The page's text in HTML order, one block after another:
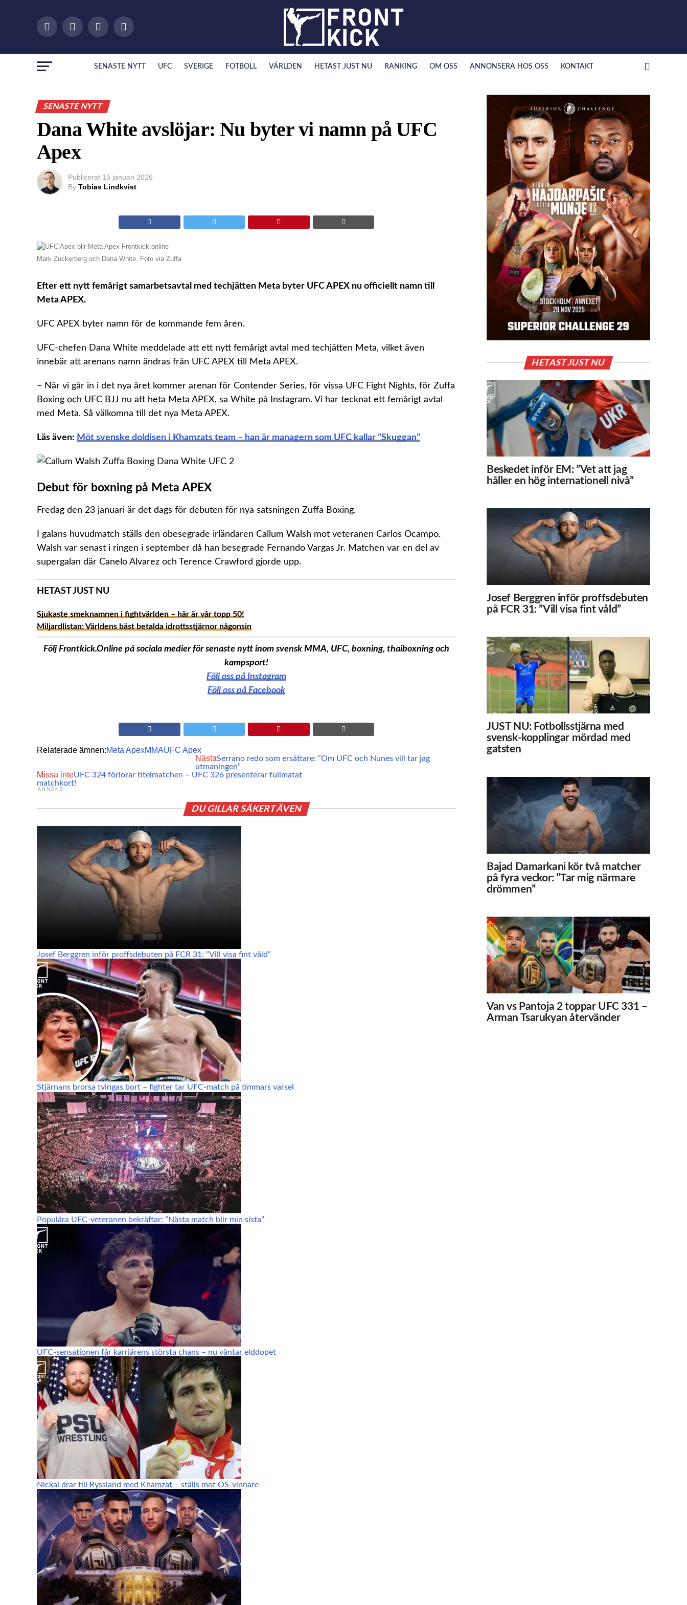
SENASTE NYTT UFC SVERIGE FOTBOLL VÄRLDEN HETAST JUST NU RANKING OM OSS ANNONSERA HOS OSS KONTAKT
SENASTE NYTT
Dana White avslöjar: Nu byter vi namn på UFC
Apex
Publicerat 15 januari 2026
By Tobias Lindkvist
Mark Zuckerberg och Dana White. Foto via Zuffa
Efter ett nytt femårigt samarbetsavtal med techjätten Meta byter UFC APEX nu officiellt namn till
Meta APEX.
UFC APEX byter namn för de kommande fem åren.
UFC-chefen Dana White meddelade att ett nytt femårigt avtal med techjätten Meta, vilket även
innebär att arenans namn ändras från UFC APEX till Meta APEX.
– När vi går in i det nya året kommer arenan för Contender Series, för vissa UFC Fight Nights, för Zuffa
Boxing och UFC BJJ nu att heta Meta APEX, sa White på Instagram. Vi har tecknat ett femårigt avtal
med Meta. Så välkomna till det nya Meta APEX.
Läs även: Möt svenske doldisen i Khamzats team – han är managern som UFC kallar ”Skuggan”
Debut för boxning på Meta APEX
Fredag den 23 januari är det dags för debuten för nya satsningen Zuffa Boxing.
I galans huvudmatch ställs den obesegrade irländaren Callum Walsh mot veteranen Carlos Ocampo.
Walsh var senast i ringen i september då han besegrade Fernando Vargas Jr. Matchen var en del av
supergalan där Canelo Alvarez och Terence Crawford gjorde upp.
HETAST JUST NU
Sjukaste smeknamnen i fightvärlden – här är vår topp 50!
Miljardlistan: Världens bäst betalda idrottsstjärnor någonsin
Följ Frontkick.Online på sociala medier för senaste nytt inom svensk MMA, UFC, boxning, thaiboxning och
kampsport!
Följ oss på Instagram
Följ oss på Facebook
Relaterade ämnen:Meta ApexMMAUFC Apex
NästaSerrano redo som ersättare: ”Om UFC och Nunes vill tar jag
utmaningen”
Missa inteUFC 324 förlorar titelmatchen – UFC 326 presenterar fullmatat
matchkort!
ANNONS
DU GILLAR SÄKERT ÄVEN
Josef Berggren inför proffsdebuten på FCR 31: ”Vill visa fint våld”
Stjärnans brorsa tvingas bort – fighter tar UFC-match på timmars varsel
Populära UFC-veteranen bekräftar: ”Nästa match blir min sista”
UFC-sensationen får karriärens största chans – nu väntar elddopet
Nickal drar till Ryssland med Khamzat – ställs mot OS-vinnare
HETAST JUST NU
Beskedet inför EM: ”Vet att jag
håller en hög internationell nivå”
Josef Berggren inför proffsdebuten
på FCR 31: ”Vill visa fint våld”
JUST NU: Fotbollsstjärna med
svensk-kopplingar mördad med
gatsten
Bajad Damarkani kör två matcher
på fyra veckor: ”Tar mig närmare
drömmen”
Van vs Pantoja 2 toppar UFC 331 –
Arman Tsarukyan återvänder